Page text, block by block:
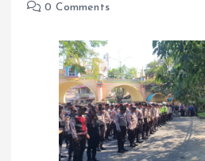
0 Comments